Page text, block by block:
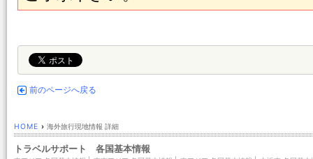
前のページへ戻る
HOME › 海外旅行現地情報 詳細
トラベルサポート 各国基本情報